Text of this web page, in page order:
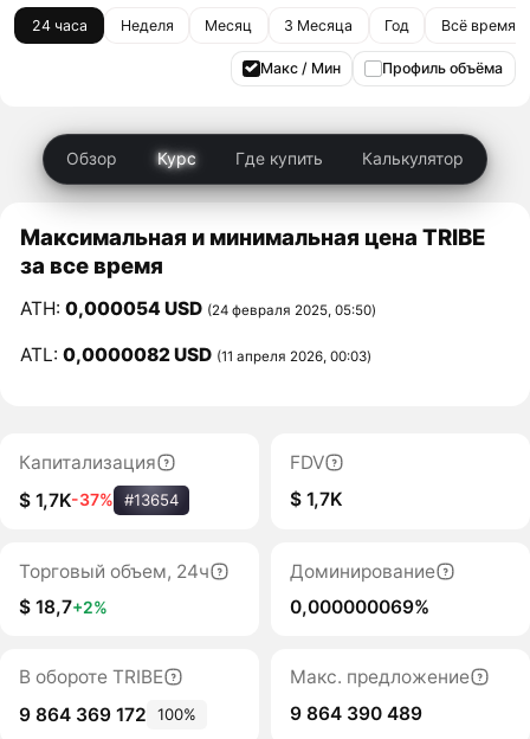
24 часа Неделя Месяц 3 Месяца Год Всё время
Макс / Мин Профиль объёма
Обзор Курс Где купить Калькулятор
Максимальная и минимальная цена TRIBE
за все время
ATH:0,000054 USD (24 февраля 2025, 05:50)
ATL:0,0000082 USD (11 апреля 2026, 00:03)
Капитализация
$ 1,7K-37% #13654
FDV
$ 1,7K
Торговый объем, 24ч
$ 18,7+2%
Доминирование
0,000000069%
В обороте TRIBE
9 864 369 172
100%
Макс. предложение
9 864 390 489